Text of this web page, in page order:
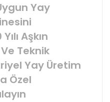
Yay
Aşkın
Teknik
Yay Üretim
Özel